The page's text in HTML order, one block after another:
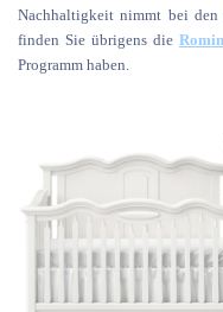
Nachhaltigkeit nimmt bei
finden Sie übrigens die
Programm haben.